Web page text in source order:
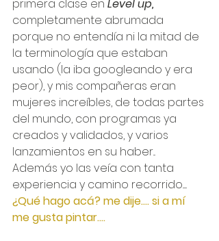
primera clase en Level up,
completamente abrumada
porque no entendía ni la mitad de
la terminología que estaban
usando (la iba googleando y era
peor), y mis compañeras eran
mujeres increíbles, de todas partes
del mundo, con programas ya
creados y validados, y varios
lanzamientos en su haber...
Además yo las veía con tanta
experiencia y camino recorrido......
¿Qué hago acá? me dije.... si a mí
me gusta pintar....